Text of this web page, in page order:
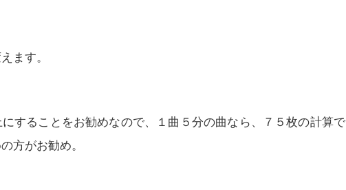
ます。
することをお勧めなので、１曲５分の曲なら、７５枚の計算で
方がお勧め。